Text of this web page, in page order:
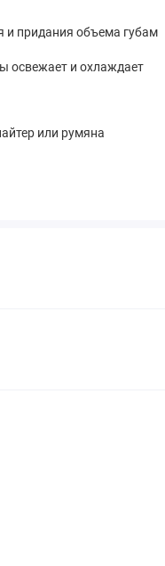
и придания объема губам
освежает и охлаждает
или румяна